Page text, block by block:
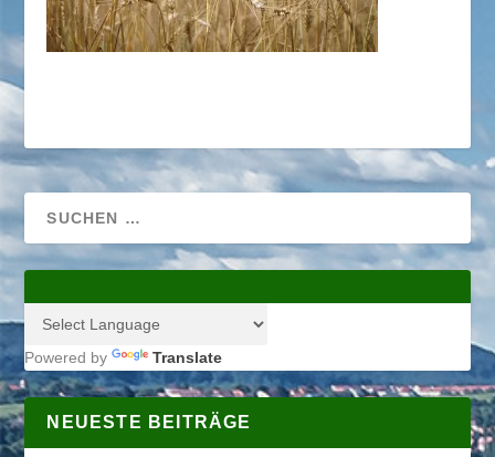
Powered by Translate
NEUESTE BEITRÄGE